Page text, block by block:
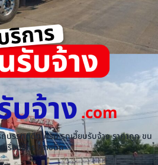
บจ้าง.com
ถบรรทุกติดเครน รถเฮี๊ยบรับจ้าง ราคาถูก ขน
ครื่องจักร ทุกชนิด